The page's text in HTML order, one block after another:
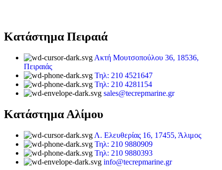
Κατάστημα Πειραιά
Ακτή Μουτσοπούλου 36, 18536,
Πειραιάς
Τηλ: 210 4521647
Τηλ: 210 4281154
sales@tecrepmarine.gr
Κατάστημα Αλίμου
Λ. Ελευθερίας 16, 17455, Άλιμος
Τηλ: 210 9880909
Τηλ: 210 9880393
info@tecrepmarine.gr